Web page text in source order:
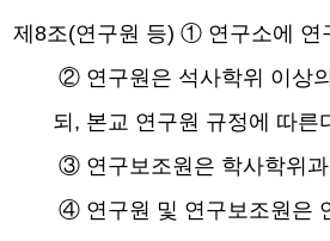
제 8조(연구원 등) ① 연구소에 연
② 연구원은 석사학위 이상
되 , 본교 연구원 규정에 따른
③ 연구보조원은 학사학위
④ 연구원 및 연구보조원은